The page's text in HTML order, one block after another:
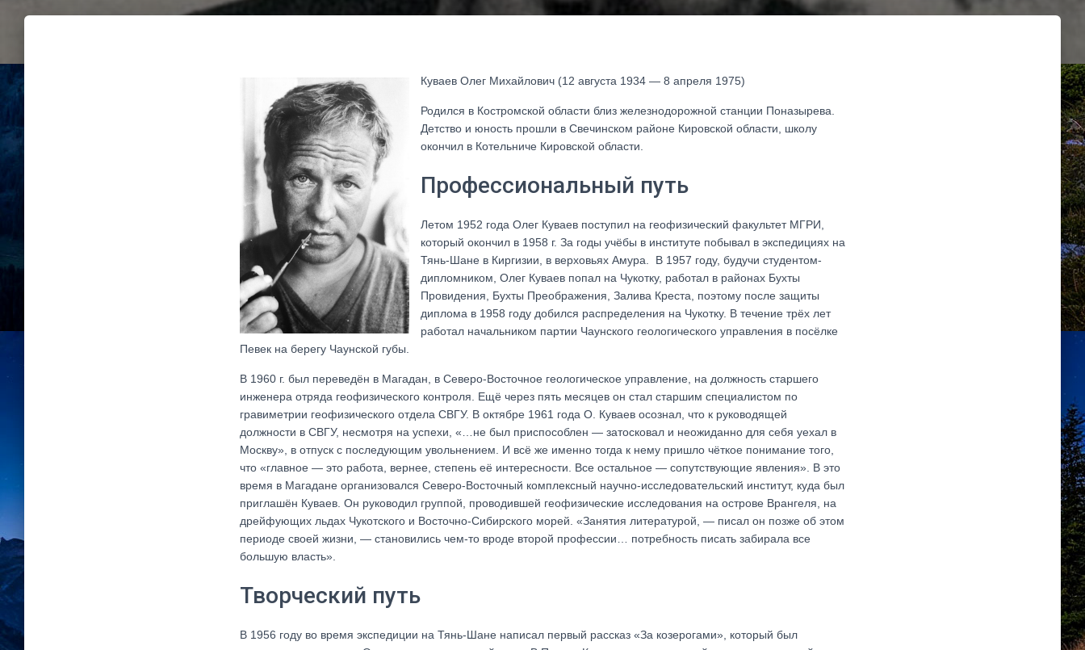
Куваев Олег Михайлович (12 августа 1934 — 8 апреля 1975)
Родился в Костромской области близ железнодорожной станции Поназырева.
Детство и юность прошли в Свечинском районе Кировской области, школу
окончил в Котельниче Кировской области.
Профессиональный путь
Летом 1952 года Олег Куваев поступил на геофизический факультет МГРИ,
который окончил в 1958 г. За годы учёбы в институте побывал в экспедициях на
Тянь-Шане в Киргизии, в верховьях Амура. В 1957 году, будучи студентом-
дипломником, Олег Куваев попал на Чукотку, работал в районах Бухты
Провидения, Бухты Преображения, Залива Креста, поэтому после защиты
диплома в 1958 году добился распределения на Чукотку. В течение трёх лет
работал начальником партии Чаунского геологического управления в посёлке
Певек на берегу Чаунской губы.
В 1960 г. был переведён в Магадан, в Северо-Восточное геологическое управление, на должность старшего
инженера отряда геофизического контроля. Ещё через пять месяцев он стал старшим специалистом по
гравиметрии геофизического отдела СВГУ. В октябре 1961 года О. Куваев осознал, что к руководящей
должности в СВГУ, несмотря на успехи, «…не был приспособлен — затосковал и неожиданно для себя уехал в
Москву», в отпуск с последующим увольнением. И всё же именно тогда к нему пришло чёткое понимание того,
что «главное — это работа, вернее, степень её интересности. Все остальное — сопутствующие явления». В это
время в Магадане организовался Северо-Восточный комплексный научно-исследовательский институт, куда был
приглашён Куваев. Он руководил группой, проводившей геофизические исследования на острове Врангеля, на
дрейфующих льдах Чукотского и Восточно-Сибирского морей. «Занятия литературой, — писал он позже об этом
периоде своей жизни, — становились чем-то вроде второй профессии… потребность писать забирала все
большую власть».
Творческий путь
В 1956 году во время экспедиции на Тянь-Шане написал первый рассказ «За козерогами», который был